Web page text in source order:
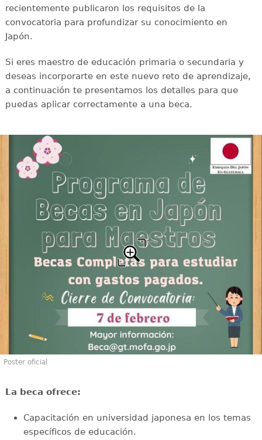
recientemente publicaron los requisitos de la
convocatoria para profundizar su conocimiento en
Japón.
Si eres maestro de educación primaria o secundaria y
deseas incorporarte en este nuevo reto de aprendizaje,
a continuación te presentamos los detalles para que
puedas aplicar correctamente a una beca.
Poster oficial
La beca ofrece:
Capacitación en universidad japonesa en los temas
específicos de educación.